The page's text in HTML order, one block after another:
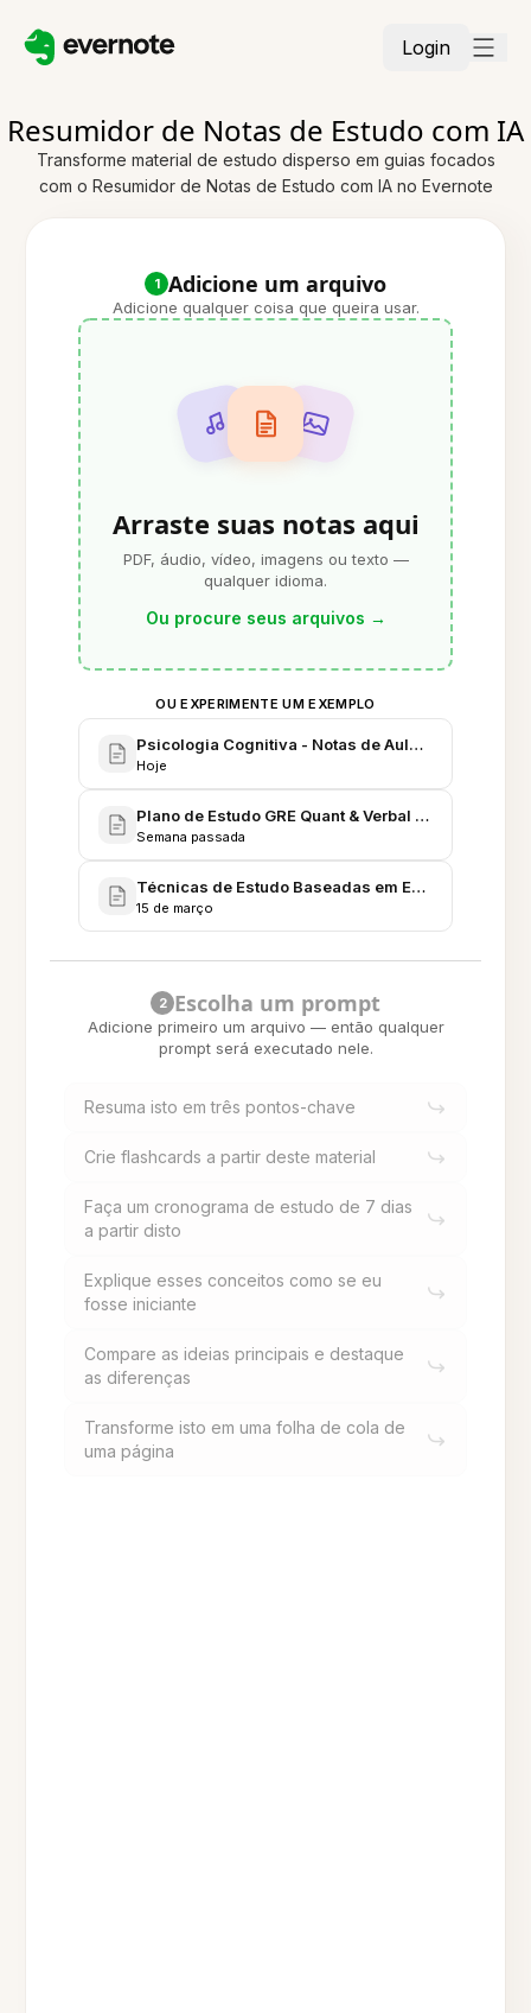
Login
Resumidor de Notas de Estudo com IA
Transforme material de estudo disperso em guias focados
com o Resumidor de Notas de Estudo com IA no Evernote
1 Adicione um arquivo
Adicione qualquer coisa que queira usar.
Arraste suas notas aqui
PDF, áudio, vídeo, imagens ou texto —
qualquer idioma.
Ou procure seus arquivos →
OU EXPERIMENTE UM EXEMPLO
Psicologia Cognitiva - Notas de Aula e Preparação
Hoje
Plano de Estudo GRE Quant & Verbal - Roteiro de
Semana passada
Técnicas de Estudo Baseadas em Evidências -
15 de março
2 Escolha um prompt
Adicione primeiro um arquivo — então qualquer
prompt será executado nele.
Resuma isto em três pontos-chave
Crie flashcards a partir deste material
Faça um cronograma de estudo de 7 dias
a partir disto
Explique esses conceitos como se eu
fosse iniciante
Compare as ideias principais e destaque
as diferenças
Transforme isto em uma folha de cola de
uma página